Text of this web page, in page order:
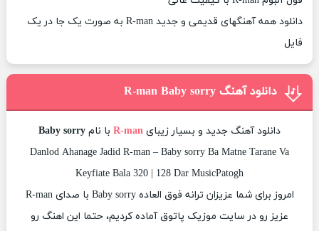
دانلود همه آهنگهای قدیمی و جدید R-man به صورت یک جا در یک
فایل
دانلود آهنگ R-man Baby sorry
دانلود آهنگ جدید و بسیار زیبای R-man با نام Baby sorry
Danlod Ahanage Jadid R-man – Baby sorry Ba Matne Tarane Va
Keyfiate Bala 320 | 128 Dar MusicPatogh
امروز برای شما عزیزان ترانه فوق العاده Baby sorry با صدای R-man
عزیز رو در سایت موزیک پاتوق آماده کردیم، حتما این اهنگ رو